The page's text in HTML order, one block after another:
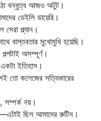
ওঠা বন্ধুত্ব আজও অটুট।
ডেইলি ডায়েরি।
সেরা প্ল্যান।
বাস্তবতার মুখোমুখি হয়েছি।
অসম্পূর্ণ।
ইতিহাস।
তো কলেজের সত্যিকারের
সম্পর্ক নয়।
ছিল আমাদের রুটিন।